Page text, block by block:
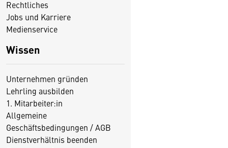
Rechtliches
Jobs und Karriere
Medienservice
Wissen
Unternehmen gründen
Lehrling ausbilden
1. Mitarbeiter:in
Allgemeine
Geschäftsbedingungen / AGB
Dienstverhältnis beenden